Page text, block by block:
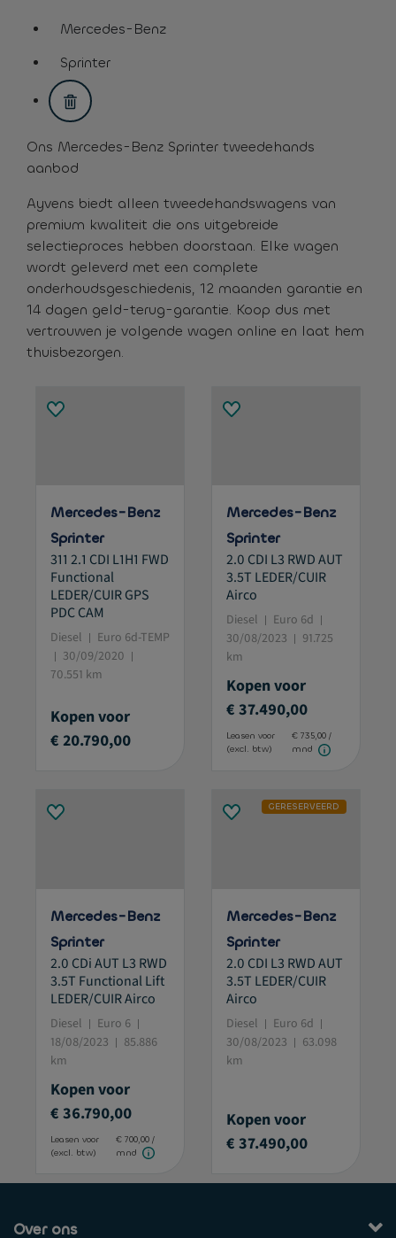
Mercedes-Benz
Sprinter
assistive.text.remove.filter.button
Ons Mercedes-Benz Sprinter tweedehands
aanbod
Ayvens biedt alleen tweedehandswagens van
premium kwaliteit die ons uitgebreide
selectieproces hebben doorstaan. Elke wagen
wordt geleverd met een complete
onderhoudsgeschiedenis, 12 maanden garantie en
14 dagen geld-terug-garantie. Koop dus met
vertrouwen je volgende wagen online en laat hem
thuisbezorgen.
Mercedes-Benz
Sprinter
311 2.1 CDI L1H1 FWD
Functional
LEDER/CUIR GPS
PDC CAM
Diesel
Euro 6d-TEMP
30/09/2020
70.551 km
Kopen voor
€ 20.790,00
Mercedes-Benz
Sprinter
2.0 CDI L3 RWD AUT
3.5T LEDER/CUIR
Airco
Diesel
Euro 6d
30/08/2023
91.725
km
Kopen voor
€ 37.490,00
Leasen voor
(excl. btw)
€ 735,00 /
mnd
Mercedes-Benz
Sprinter
2.0 CDi AUT L3 RWD
3.5T Functional Lift
LEDER/CUIR Airco
Diesel
Euro 6
18/08/2023
85.886
km
Kopen voor
€ 36.790,00
Leasen voor
(excl. btw)
€ 700,00 /
mnd
GERESERVEERD
Mercedes-Benz
Sprinter
2.0 CDI L3 RWD AUT
3.5T LEDER/CUIR
Airco
Diesel
Euro 6d
30/08/2023
63.098
km
Kopen voor
€ 37.490,00
Over ons